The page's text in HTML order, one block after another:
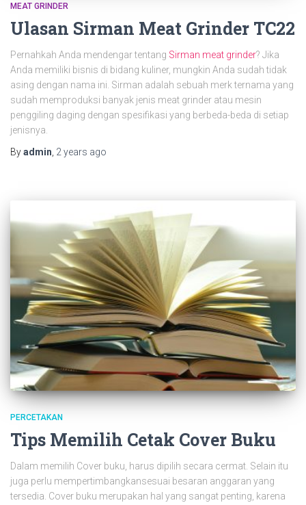
MEAT GRINDER
Ulasan Sirman Meat Grinder TC22
Pernahkah Anda mendengar tentang Sirman meat grinder? Jika
Anda memiliki bisnis di bidang kuliner, mungkin Anda sudah tidak
asing dengan nama ini. Sirman adalah sebuah merk ternama yang
sudah memproduksi banyak jenis meat grinder atau mesin
penggiling daging dengan spesifikasi yang berbeda-beda di setiap
jenisnya.
Byadmin 2 years ago
PERCETAKAN
Tips Memilih Cetak Cover Buku
Dalam memilih Cover buku, harus dipilih secara cermat. Selain itu
juga perlu mempertimbangkansesuai besaran anggaran yang
tersedia. Cover buku merupakan hal yang sangat penting, karena